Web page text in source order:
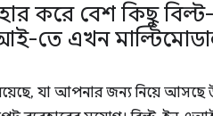
করে বেশ কিছু
তে এখন
যা আপনার জন্য নিয়ে আসছে